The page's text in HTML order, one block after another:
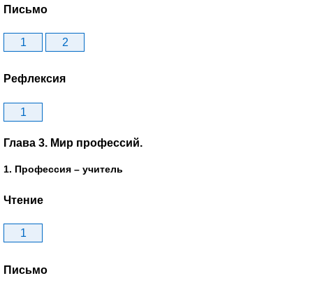
Письмо
1 2
Рефлексия
1
Глава 3. Мир профессий.
1. Профессия – учитель
Чтение
1
Письмо